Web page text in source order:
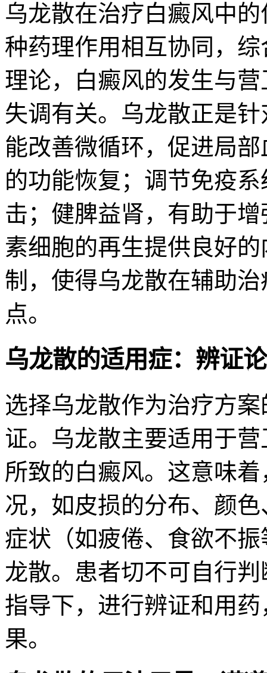
乌龙散在治疗白癜风中
种药理作用相互协同，
理论，白癜风的发生与
失调有关。乌龙散正是
能改善微循环，促进局
的功能恢复；调节免疫
击；健脾益肾，有助于
素细胞的再生提供良好
制，使得乌龙散在辅助
点。
乌龙散的适用症：辨证
选择乌龙散作为治疗方
证。乌龙散主要适用于
所致的白癜风。这意味
况，如皮损的分布、颜
症状（如疲倦、食欲不
龙散。患者切不可自行
指导下，进行辨证和用
果。